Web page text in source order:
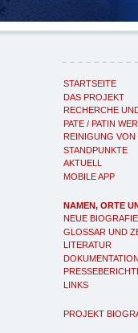
STARTSEITE
DAS PROJEKT
RECHERCHE
PATE / PATIN
REINIGUNG VON
STANDPUNKTE
AKTUELL
MOBILE APP
NAMEN, ORTE
NEUE
GLOSSAR UND
LITERATUR
LINKS
PROJEKT